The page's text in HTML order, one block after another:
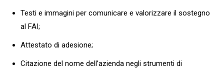
Testi e immagini per comunicare e valorizzare il sostegno
al FAI;
Attestato di adesione;
Citazione del nome dell’azienda negli strumenti di